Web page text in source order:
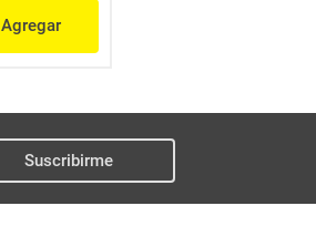
Agregar
Suscribirme